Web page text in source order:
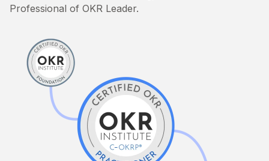
Professional of OKR Leader.